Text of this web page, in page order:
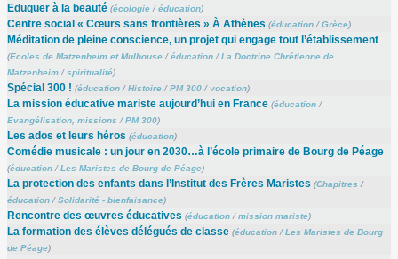
Eduquer à la beauté (écologie/éducation)
Centre social « Cœurs sans frontières » À Athènes (éducation/Grèce)
Méditation de pleine conscience, un projet qui engage tout l’établissement
(Ecoles de Matzenheim et Mulhouse/éducation/La Doctrine Chrétienne de
Matzenheim/spiritualité)
Spécial 300 ! (éducation/Histoire/PM 300/vocation)
La mission éducative mariste aujourd’hui en France (éducation/
Evangélisation, missions /PM 300)
Les ados et leurs héros (éducation)
Comédie musicale : un jour en 2030…à l’école primaire de Bourg de Péage
(éducation/Les Maristes de Bourg de Péage)
La protection des enfants dans l’Institut des Frères Maristes (Chapitres /
éducation/Solidarité - bienfaisance)
Rencontre des œuvres éducatives (éducation/mission mariste)
La formation des élèves délégués de classe (éducation/Les Maristes de Bourg
de Péage)